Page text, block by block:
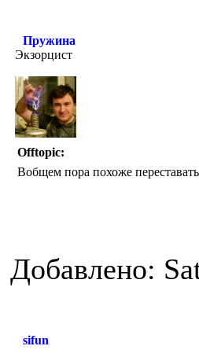
Пружина
Экзорцист
Offtopic:
Вобщем пора похоже
Добавлено:
sifun